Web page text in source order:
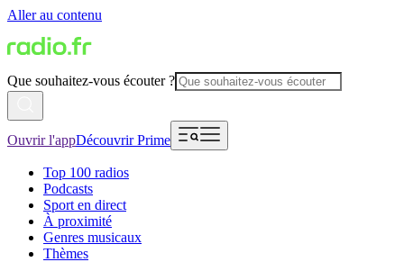
Aller au contenu
Que souhaitez-vous écouter ?
Ouvrir l'appDécouvrir Prime
Top 100 radios
Podcasts
Sport en direct
À proximité
Genres musicaux
Thèmes